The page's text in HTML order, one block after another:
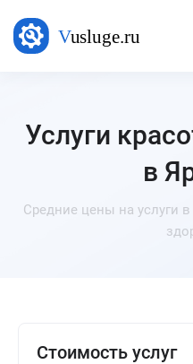
Услуги
в
Средние цены на услуги
Стоимость услуг